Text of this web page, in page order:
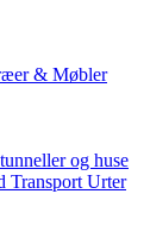
& Møbler
og huse
Transport Urter